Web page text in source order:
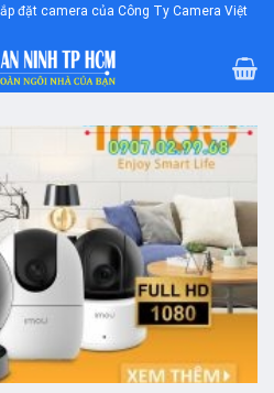
đặt camera của Công Ty Camera Việt